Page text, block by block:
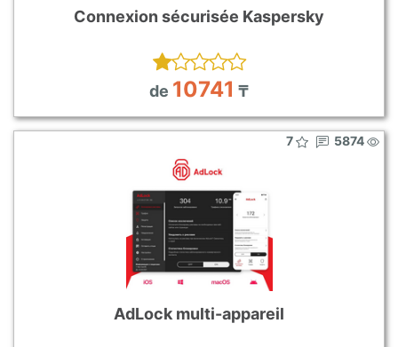
Connexion sécurisée Kaspersky
de 10741 ₸
7 5874
AdLock multi-appareil